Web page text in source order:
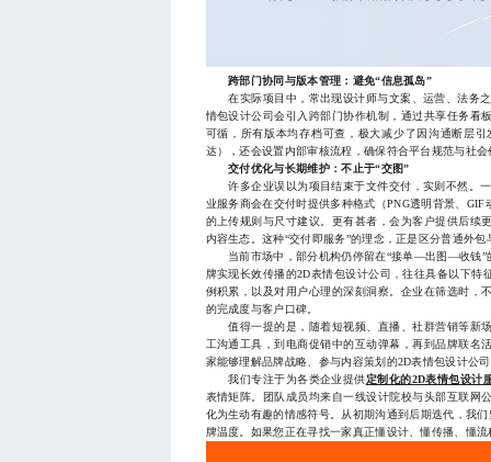
跨部门协同与版本管理：避免“信息孤岛”
在实际项目中，常出现设计师与文案、运营、法务之
情包设计公司会引入跨部门协作机制，通过共享任务看
可循，所有版本均存档可查，极大减少了因沟通断层
达），还会设置内部审核流程，确保符合平台规范与社会
交付优化与长期维护：不止于“交图”
许多企业误以为项目结束于文件交付，实则不然。一
业服务商会在交付时提供多种格式（PNG透明背景、
的上传规则与尺寸建议。更有甚者，会为客户提供后续
内容生态。这种“交付即服务”的理念，正是区分普通外
当前市场中，部分机构仍停留在“接单—出图—收钱”
牌实现长效传播的2D表情包设计公司，往往具备以下
例积累，以及对用户心理的深刻洞察。企业在筛选时，
的完成度与客户口碑。
值得一提的是，随着短视频、直播、社群营销等新
工沟通工具，到电商促销中的互动弹幕，再到品牌联名
家能够理解品牌战略、参与内容策划的2D表情包设计公
我们专注于为各类企业提供定制化的2D表情包设计
表情矩阵。团队成员均来自一线设计院校与头部互联网
化为生动有趣的情感符号。从初期沟通到后期迭代，我
牌温度。如果您正在寻找一家真正懂设计、懂传播、懂